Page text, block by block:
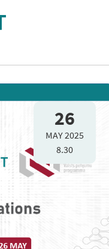
26
MAY 2025
8.30